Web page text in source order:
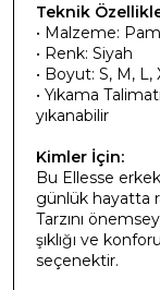
Teknik
• Malzeme:
• Renk: Siyah
• Boyut: S, M, L,
• Yıkama
yıkanabilir
Kimler İçin:
Bu Ellesse
günlük hayatta
Tarzını
şıklığı ve
seçenektir.